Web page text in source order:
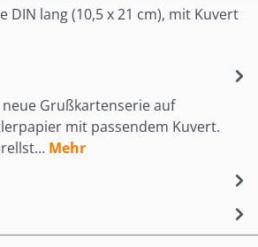
DIN lang (10,5 x 21 cm), mit Kuvert
neue Grußkartenserie auf
mit passendem Kuvert.
Mehr